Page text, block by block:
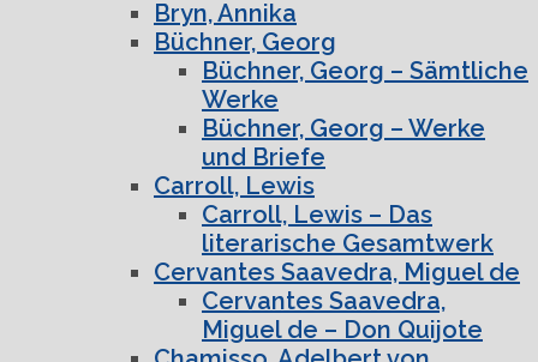
Bryn, Annika
Büchner, Georg
Büchner, Georg – Sämtliche
Werke
Büchner, Georg – Werke
und Briefe
Carroll, Lewis
Carroll, Lewis – Das
literarische Gesamtwerk
Cervantes Saavedra, Miguel de
Cervantes Saavedra,
Miguel de – Don Quijote